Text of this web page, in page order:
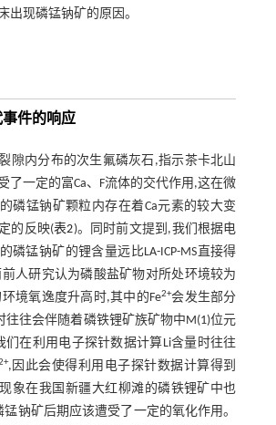
出现磷锰钠矿的原因。
件的响应
隙内分布的次生氟磷灰石,指示茶卡北山
了一定的富Ca、F流体的交代作用,这在微
磷锰钠矿颗粒内存在着Ca元素的较大变
的反映(表2)。同时前文提到,我们根据电
磷锰钠矿的锂含量远比LA-ICP-MS直接得
人研究认为磷酸盐矿物对所处环境较为
境氧逸度升高时,其中的Fe2+会发生部分
往往会伴随着磷铁锂矿族矿物中M(1)位元
们在利用电子探针数据计算Li含量时往往
,因此会使得利用电子探针数据计算得到
象在我国新疆大红柳滩的磷铁锂矿中也
锰钠矿后期应该遭受了一定的氧化作用。